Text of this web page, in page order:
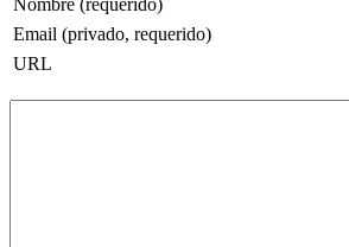
Email (privado, requerido)
URL